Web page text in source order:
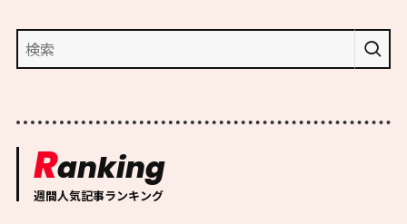
Ranking
週間人気記事ランキング